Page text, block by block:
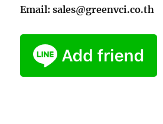
Email: sales@greenvci.co.th